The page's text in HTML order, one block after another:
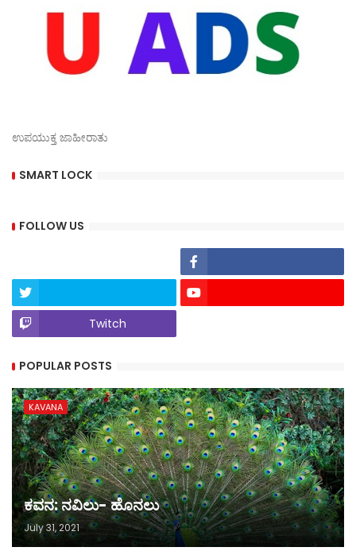
ಉಪಯುಕ್ತ ಜಾಹೀರಾತು
SMART LOCK
FOLLOW US
Twitch
POPULAR POSTS
KAVANA
ಕವನ: ನವಿಲು- ಹೊನಲು
July 31, 2021